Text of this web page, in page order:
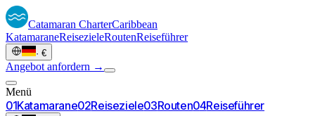
Catamaran CharterCaribbean
KatamaraneReisezieleRoutenReiseführer
· €
Angebot anfordern →
Menü
01Katamarane02Reiseziele03Routen04Reiseführer